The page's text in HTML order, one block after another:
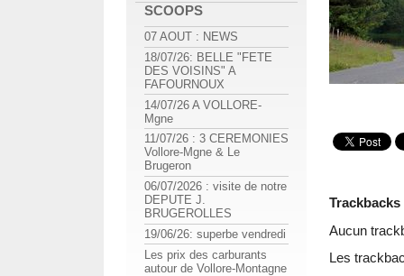
Trackbacks
Aucun
Les
SCOOPS
07 AOUT : NEWS
18/07/26: BELLE "FETE
DES VOISINS" A
FAFOURNOUX
14/07/26 A VOLLORE-
Mgne
11/07/26 : 3 CEREMONIES
Vollore-Mgne & Le
Brugeron
06/07/2026 : visite de notre
DEPUTE J.
BRUGEROLLES
19/06/26: superbe vendredi
Les prix des carburants
autour de Vollore-Montagne